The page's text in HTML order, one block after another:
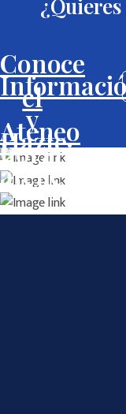
Conoce
el
Ateneo
y
horarios
Hazte
ateneísta